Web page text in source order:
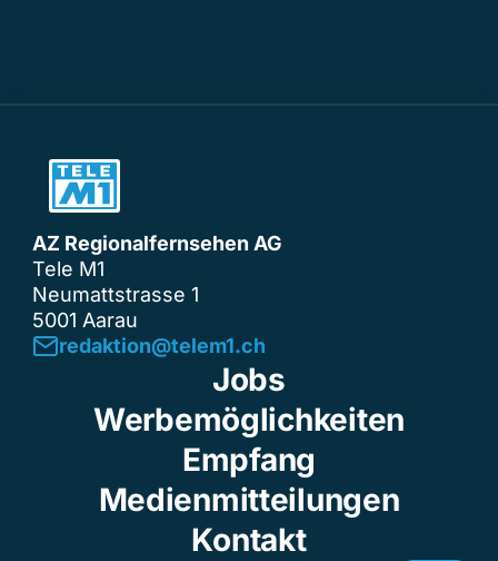
AZ Regionalfernsehen AG
Tele M1
Neumattstrasse 1
5001 Aarau
redaktion@telem1.ch
Jobs
Werbemöglichkeiten
Empfang
Medienmitteilungen
Kontakt